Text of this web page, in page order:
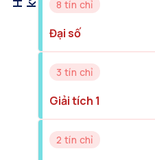
8 tín chỉ
Đại số
3 tín chỉ
Giải tích 1
2 tín chỉ